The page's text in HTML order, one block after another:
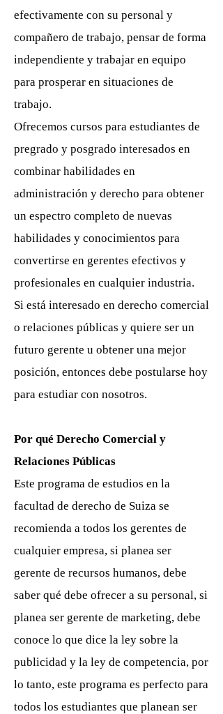
efectivamente con su personal y
compañero de trabajo, pensar de forma
independiente y trabajar en equipo
para prosperar en situaciones de
trabajo.
Ofrecemos cursos para estudiantes de
pregrado y posgrado interesados en
combinar habilidades en
administración y derecho para obtener
un espectro completo de nuevas
habilidades y conocimientos para
convertirse en gerentes efectivos y
profesionales en cualquier industria.
Si está interesado en derecho comercial
o relaciones públicas y quiere ser un
futuro gerente u obtener una mejor
posición, entonces debe postularse hoy
para estudiar con nosotros.
Por qué Derecho Comercial y
Relaciones Públicas
Este programa de estudios en la
facultad de derecho de Suiza se
recomienda a todos los gerentes de
cualquier empresa, si planea ser
gerente de recursos humanos, debe
saber qué debe ofrecer a su personal, si
planea ser gerente de marketing, debe
conoce lo que dice la ley sobre la
publicidad y la ley de competencia, por
lo tanto, este programa es perfecto para
todos los estudiantes que planean ser